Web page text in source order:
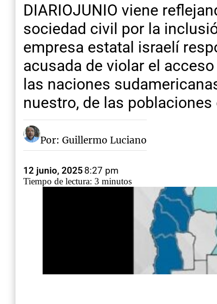
DIARIOJUNIO viene
sociedad civil por la
empresa estatal israelí
acusada de violar el
las naciones
nuestro, de las
Por: Guillermo Luciano
12 junio, 2025 8:27 pm
Tiempo de lectura: 3 minutos